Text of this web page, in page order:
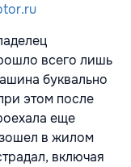
всего лишь
буквально
этом после
еще
в жилом
включая